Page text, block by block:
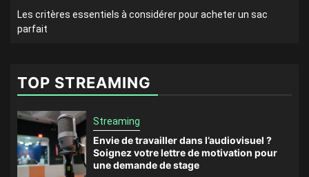
Les critères essentiels à considérer pour acheter un sac
parfait
TOP STREAMING
Streaming
Envie de travailler dans l’audiovisuel ?
Soignez votre lettre de motivation pour
une demande de stage